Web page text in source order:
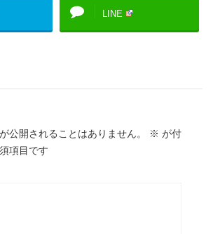
LINE
公開されることはありません。 ※ が付
項目です